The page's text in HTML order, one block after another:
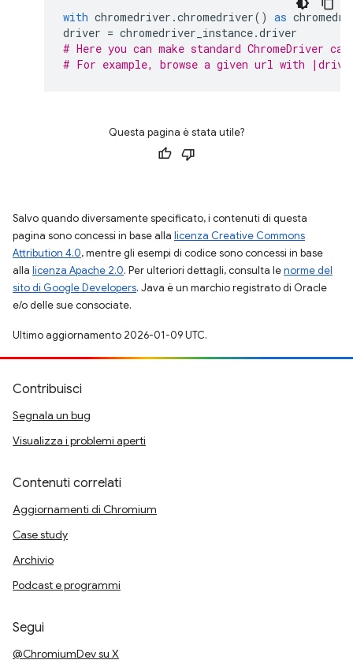
with chromedriver .chromedriver() as
driver = chromedriver_instance.driver
# Here you can make standard ChromeDriver
# For example, browse a given url with
Questa pagina è stata utile?
Salvo quando diversamente specificato, i contenuti di questa
pagina sono concessi in base alla licenza Creative Commons
Attribution 4.0, mentre gli esempi di codice sono concessi in base
alla licenza Apache 2.0. Per ulteriori dettagli, consulta lenorme del
sito di Google Developers. Java è un marchio registrato di Oracle
e/o delle sue consociate.
Ultimo aggiornamento 2026-01-09 UTC.
Contribuisci
Segnala un bug
Visualizza i problemi aperti
Contenuti correlati
Aggiornamenti di Chromium
Case study
Archivio
Podcast e programmi
Segui
@ChromiumDev su X